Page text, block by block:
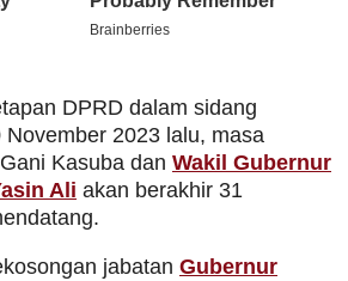
DPRD dalam sidang
2023 lalu, masa
Kasuba dan Wakil Gubernur
Ali akan berakhir 31
jabatan Gubernur